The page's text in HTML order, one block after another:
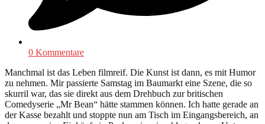
0 Kommentare
Manchmal ist das Leben filmreif. Die Kunst ist dann, es mit Humor
zu nehmen. Mir passierte Samstag im Baumarkt eine Szene, die so
skurril war, das sie direkt aus dem Drehbuch zur britischen
Comedyserie „Mr Bean“ hätte stammen können. Ich hatte gerade an
der Kasse bezahlt und stoppte nun am Tisch im Eingangsbereich, an